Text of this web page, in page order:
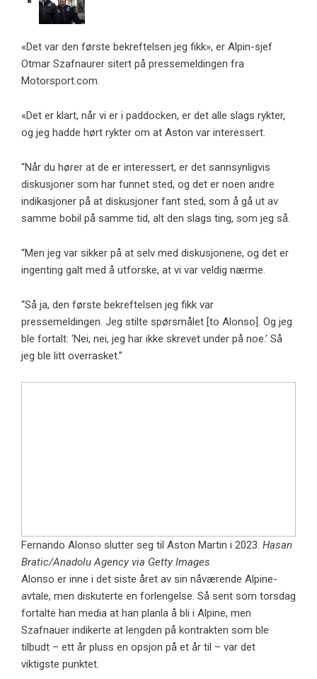
«Det var den første bekreftelsen jeg fikk», er Alpin-sjef
Otmar Szafnaurer sitert på pressemeldingen fra
Motorsport.com.
«Det er klart, når vi er i paddocken, er det alle slags rykter,
og jeg hadde hørt rykter om at Aston var interessert.
“Når du hører at de er interessert, er det sannsynligvis
diskusjoner som har funnet sted, og det er noen andre
indikasjoner på at diskusjoner fant sted, som å gå ut av
samme bobil på samme tid, alt den slags ting, som jeg så.
“Men jeg var sikker på at selv med diskusjonene, og det er
ingenting galt med å utforske, at vi var veldig nærme.
“Så ja, den første bekreftelsen jeg fikk var
pressemeldingen. Jeg stilte spørsmålet [to Alonso]. Og jeg
ble fortalt: ‘Nei, nei, jeg har ikke skrevet under på noe.’ Så
jeg ble litt overrasket.”
Fernando Alonso slutter seg til Aston Martin i 2023. Hasan
Bratic/Anadolu Agency via Getty Images
Alonso er inne i det siste året av sin nåværende Alpine-
avtale, men diskuterte en forlengelse. Så sent som torsdag
fortalte han media at han planla å bli i Alpine, men
Szafnauer indikerte at lengden på kontrakten som ble
tilbudt – ett år pluss en opsjon på et år til – var det
viktigste punktet.